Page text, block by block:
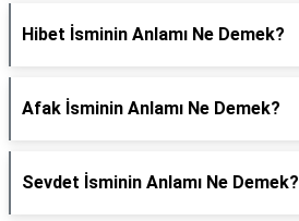
Hibet İsminin Anlamı Ne Demek?
Afak İsminin Anlamı Ne Demek?
Sevdet İsminin Anlamı Ne Demek?